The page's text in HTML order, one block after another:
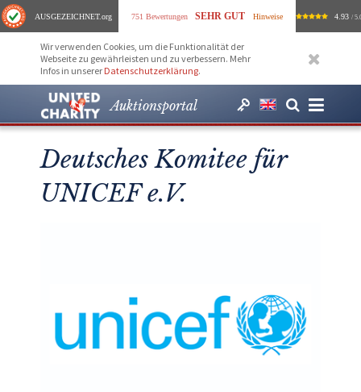
AUSGEZEICHNET.org 751 Bewertungen SEHR GUT Hinweise 4.93 /
Wir verwenden Cookies, um die Funktionalität der
Webseite zu gewährleisten und zu verbessern. Mehr
Infos in unserer Datenschutzerklärung.
Auktionsportal
Deutsches Komitee für
UNICEF e.V.